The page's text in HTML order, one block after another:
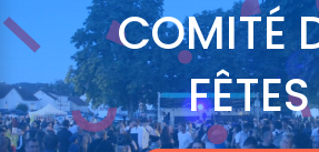
COMITÉ
FÊTES